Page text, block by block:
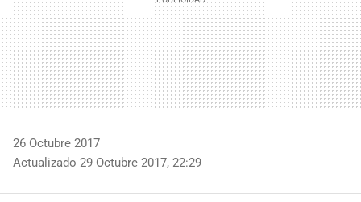
26 Octubre 2017
Actualizado 29 Octubre 2017, 22:29